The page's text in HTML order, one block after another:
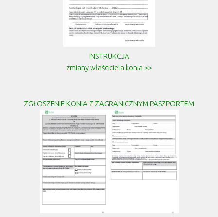
INSTRUKCJA
zmiany właściciela konia >>
ZGŁOSZENIE KONIA Z ZAGRANICZNYM PASZPORTEM